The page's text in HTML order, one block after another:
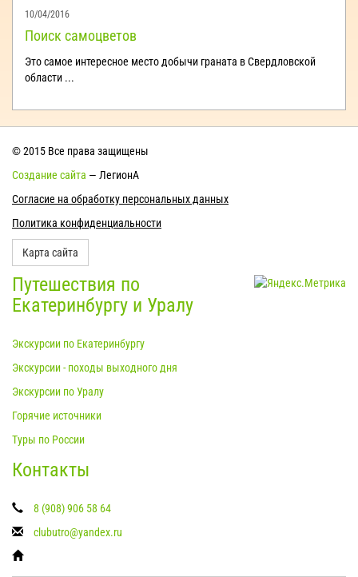
10/04/2016
Поиск самоцветов
Это самое интересное место добычи граната в Свердловской
области ...
© 2015 Все права защищены
Создание сайта — ЛегионА
Согласие на обработку персональных данных
Политика конфиденциальности
Карта сайта
Путешествия по
Екатеринбургу и Уралу
Экскурсии по Екатеринбургу
Экскурсии - походы выходного дня
Экскурсии по Уралу
Горячие источники
Туры по России
Контакты
8 (908) 906 58 64
clubutro@yandex.ru